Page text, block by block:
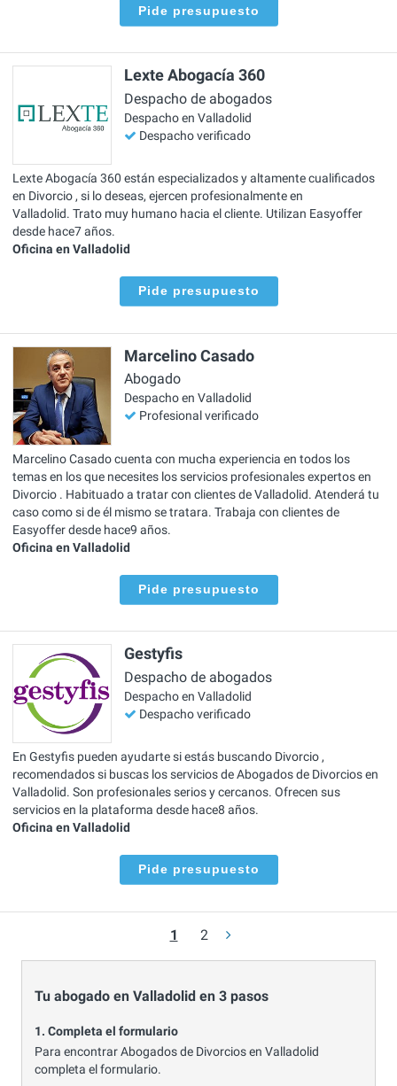
Pide presupuesto
Lexte Abogacía 360
Despacho de abogados
Despacho en Valladolid
Despacho verificado
Lexte Abogacía 360 están especializados y altamente cualificados
en Divorcio , si lo deseas, ejercen profesionalmente en
Valladolid. Trato muy humano hacia el cliente. Utilizan Easyoffer
desde hace7 años.
Oficina en Valladolid
Pide presupuesto
Marcelino Casado
Abogado
Despacho en Valladolid
Profesional verificado
Marcelino Casado cuenta con mucha experiencia en todos los
temas en los que necesites los servicios profesionales expertos en
Divorcio . Habituado a tratar con clientes de Valladolid. Atenderá tu
caso como si de él mismo se tratara. Trabaja con clientes de
Easyoffer desde hace9 años.
Oficina en Valladolid
Pide presupuesto
Gestyfis
Despacho de abogados
Despacho en Valladolid
Despacho verificado
En Gestyfis pueden ayudarte si estás buscando Divorcio ,
recomendados si buscas los servicios de Abogados de Divorcios en
Valladolid. Son profesionales serios y cercanos. Ofrecen sus
servicios en la plataforma desde hace8 años.
Oficina en Valladolid
Pide presupuesto
1 2
Tu abogado en Valladolid en 3 pasos
1. Completa el formulario
Para encontrar Abogados de Divorcios en Valladolid
completa el formulario.